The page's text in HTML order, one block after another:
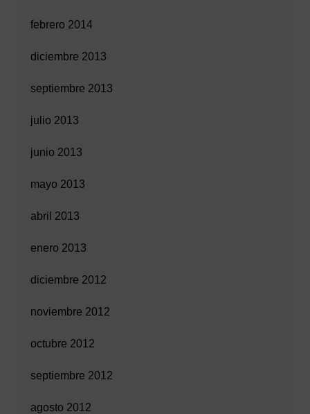
febrero 2014
diciembre 2013
septiembre 2013
julio 2013
junio 2013
mayo 2013
abril 2013
enero 2013
diciembre 2012
noviembre 2012
octubre 2012
septiembre 2012
agosto 2012